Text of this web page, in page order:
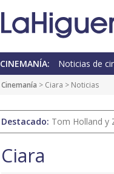
CINEMANÍA: Noticias de
Cinemanía > Ciara > Noticias
Destacado: Tom Holland y
Ciara